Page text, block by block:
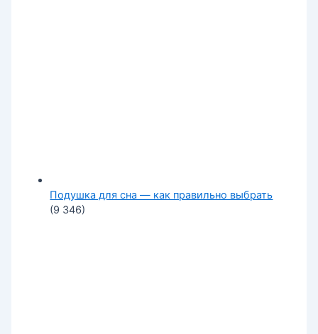
Подушка для сна — как правильно выбрать
(9 346)